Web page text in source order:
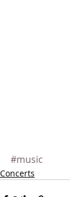
#music
Concerts